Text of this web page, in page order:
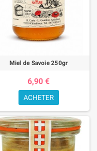
Miel de Savoie 250gr
6,90 €
ACHETER